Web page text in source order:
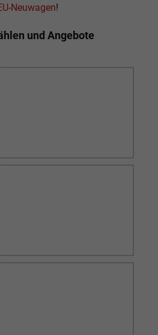
Neuwagen!
und Angebote